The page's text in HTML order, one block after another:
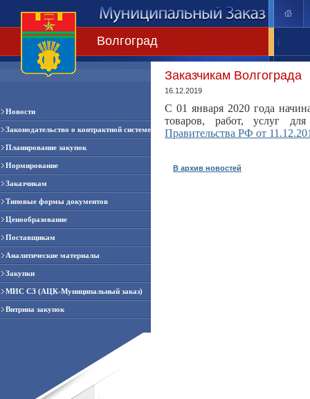
Волгоград |
Новости
Законодательство о контрактной системе
Планирование закупок
Нормирование
Заказчикам
Типовые формы документов
Ценообразование
Поставщикам
Аналитические материалы
Закупки
МИС СЗ (АЦК-Муниципальный заказ)
Витрина закупок
Заказчикам Волгограда
16.12.2019
С 01 января 2020 года
товаров, работ, услуг
Правительства РФ от
В архив новостей